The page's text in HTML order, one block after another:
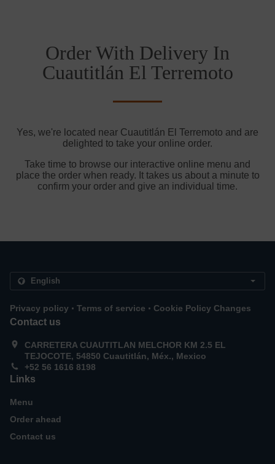
Order With Delivery In
Cuautitlán El Terremoto
Yes, we're located near Cuautitlán El Terremoto and are
delighted to take your online order.
Take time to browse our interactive online menu and
place the order when ready. It takes us about a minute to
confirm your order and give an individual time.
Privacy policy . Terms of service . Cookie Policy Changes
Contact us
CARRETERA CUAUTITLAN MELCHOR KM 2.5 EL
TEJOCOTE, 54850 Cuautitlán, Méx., Mexico
+52 56 1616 8198
Links
Menu
Order ahead
Contact us